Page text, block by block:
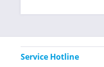
Service Hotline